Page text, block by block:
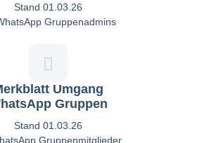
Umgang
Gruppen
Stand 01.03.26
Gruppenmitglieder
Stand 01.03.26
Gruppenadmins